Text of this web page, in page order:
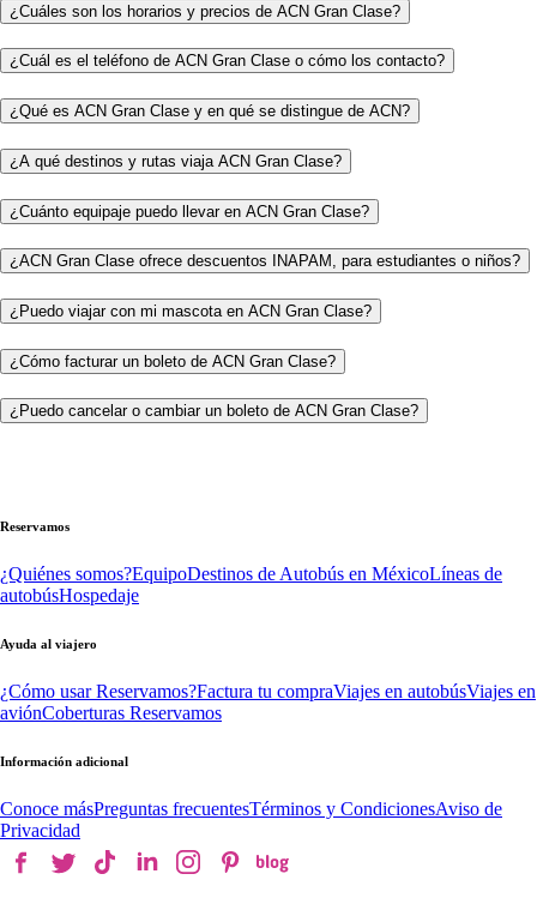
¿Cuáles son los horarios y precios de ACN Gran Clase?
¿Cuál es el teléfono de ACN Gran Clase o cómo los contacto?
¿Qué es ACN Gran Clase y en qué se distingue de ACN?
¿A qué destinos y rutas viaja ACN Gran Clase?
¿Cuánto equipaje puedo llevar en ACN Gran Clase?
¿ACN Gran Clase ofrece descuentos INAPAM, para estudiantes o niños?
¿Puedo viajar con mi mascota en ACN Gran Clase?
¿Cómo facturar un boleto de ACN Gran Clase?
¿Puedo cancelar o cambiar un boleto de ACN Gran Clase?
Reservamos
¿Quiénes somos?EquipoDestinos de Autobús en MéxicoLíneas de
autobúsHospedaje
Ayuda al viajero
¿Cómo usar Reservamos?Factura tu compraViajes en autobúsViajes en
aviónCoberturas Reservamos
Información adicional
Conoce másPreguntas frecuentesTérminos y CondicionesAviso de
Privacidad